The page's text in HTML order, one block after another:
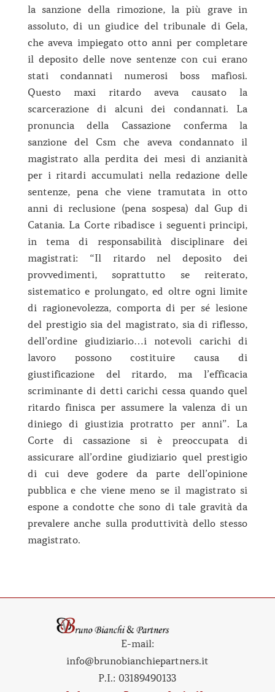
la sanzione della rimozione, la più grave in
assoluto, di un giudice del tribunale di Gela,
che aveva impiegato otto anni per completare
il deposito delle nove sentenze con cui erano
stati condannati numerosi boss mafiosi.
Questo maxi ritardo aveva causato la
scarcerazione di alcuni dei condannati. La
pronuncia della Cassazione conferma la
sanzione del Csm che aveva condannato il
magistrato alla perdita dei mesi di anzianità
per i ritardi accumulati nella redazione delle
sentenze, pena che viene tramutata in otto
anni di reclusione (pena sospesa) dal Gup di
Catania. La Corte ribadisce i seguenti principi,
in tema di responsabilità disciplinare dei
magistrati: “Il ritardo nel deposito dei
provvedimenti, soprattutto se reiterato,
sistematico e prolungato, ed oltre ogni limite
di ragionevolezza, comporta di per sé lesione
del prestigio sia del magistrato, sia di riflesso,
dell’ordine giudiziario…i notevoli carichi di
lavoro possono costituire causa di
giustificazione del ritardo, ma l’efficacia
scriminante di detti carichi cessa quando quel
ritardo finisca per assumere la valenza di un
diniego di giustizia protratto per anni”. La
Corte di cassazione si è preoccupata di
assicurare all’ordine giudiziario quel prestigio
di cui deve godere da parte dell’opinione
pubblica e che viene meno se il magistrato si
espone a condotte che sono di tale gravità da
prevalere anche sulla produttività dello stesso
magistrato.
E-mail:
info@brunobianchiepartners.it
P.I.: 03189490133